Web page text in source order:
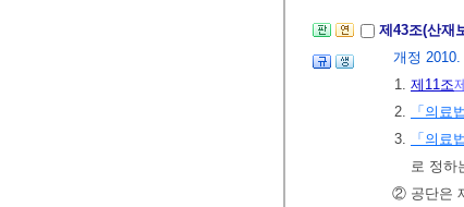
제43조(산재
개정
1. 제11조
2.
「의료
3.
「의료
로 정하
② 공단은